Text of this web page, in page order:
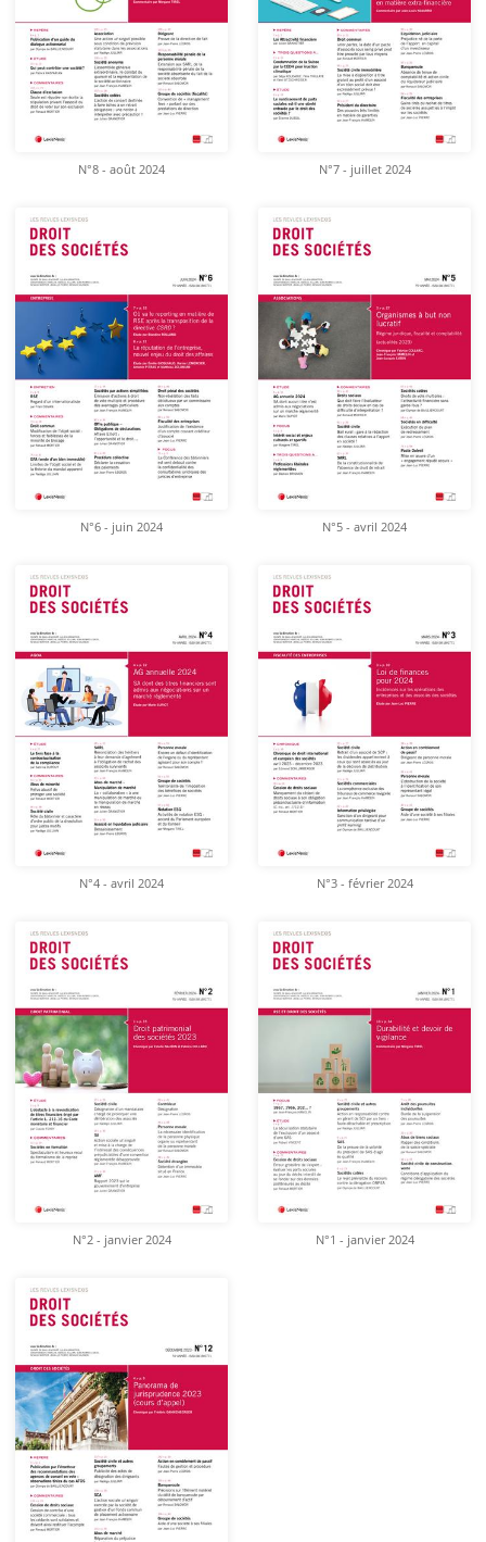
N°8 - août 2024 N°7 - juillet 2024
N°6 - juin 2024 N°5 - avril 2024
N°4 - avril 2024 N°3 - février 2024
N°2 - janvier 2024 N°1 - janvier 2024